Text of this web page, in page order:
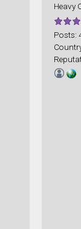
Heavy
Posts: